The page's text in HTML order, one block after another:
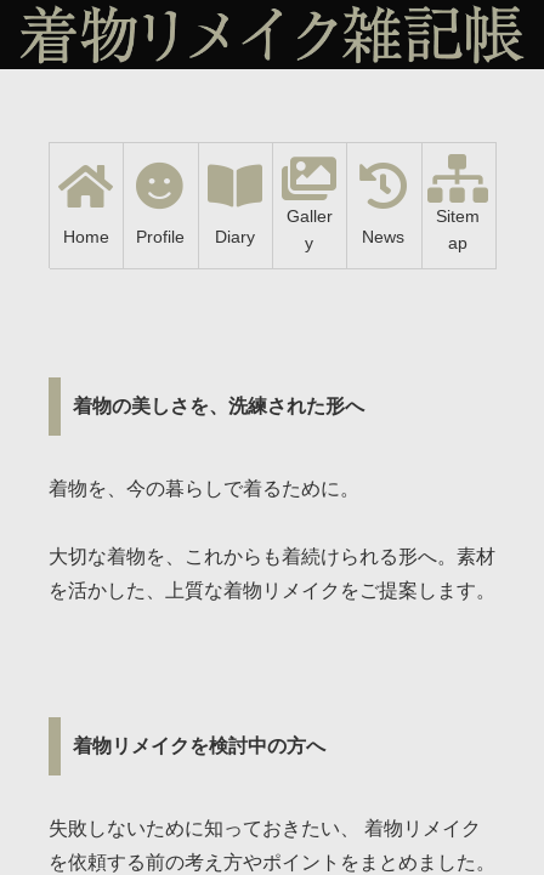
Home Profile Diary
Galler
y
News
Sitem
ap
着物の美しさを、洗練された形へ
着物を、今の暮らしで着るために。
大切な着物を、これからも着続けられる形へ。素材
を活かした、上質な着物リメイクをご提案します。
着物リメイクを検討中の方へ
失敗しないために知っておきたい、 着物リメイク
を依頼する前の考え方やポイントをまとめました。